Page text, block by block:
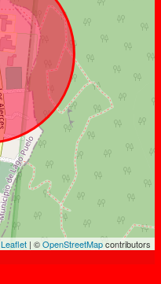
Leaflet | ©OpenStreetMapcontributors